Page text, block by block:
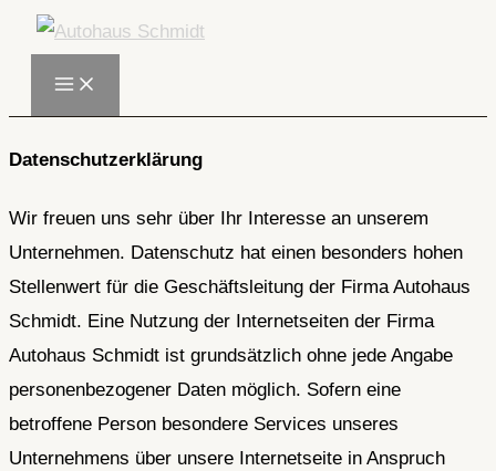
Zum
Inhalt
springen
Datenschutzerklärung
Wir freuen uns sehr über Ihr Interesse an unserem
Unternehmen. Datenschutz hat einen besonders hohen
Stellenwert für die Geschäftsleitung der Firma Autohaus
Schmidt. Eine Nutzung der Internetseiten der Firma
Autohaus Schmidt ist grundsätzlich ohne jede Angabe
personenbezogener Daten möglich. Sofern eine
betroffene Person besondere Services unseres
Unternehmens über unsere Internetseite in Anspruch